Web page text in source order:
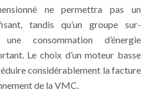
ne permettra pas un
tandis qu’un groupe sur-
consommation d’énergie
Le choix d’un moteur basse
considérablement la facture
de la VMC.